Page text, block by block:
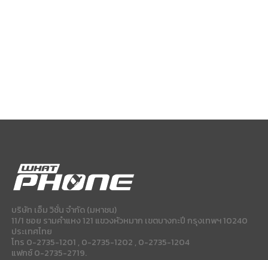
บริษัท เอ็ม วิชั่น จำกัด (มหาชน)
11/1 ซอย รามคำแหง 121 แขวงหัวหมาก เขตบางกะปี กรุงเทพฯ 10240
ประเทศไทย
โทร 0-2735-1201 , 0-2735-1202 , 0-2735-1204
แฟกซ์ 0-2735-2719.